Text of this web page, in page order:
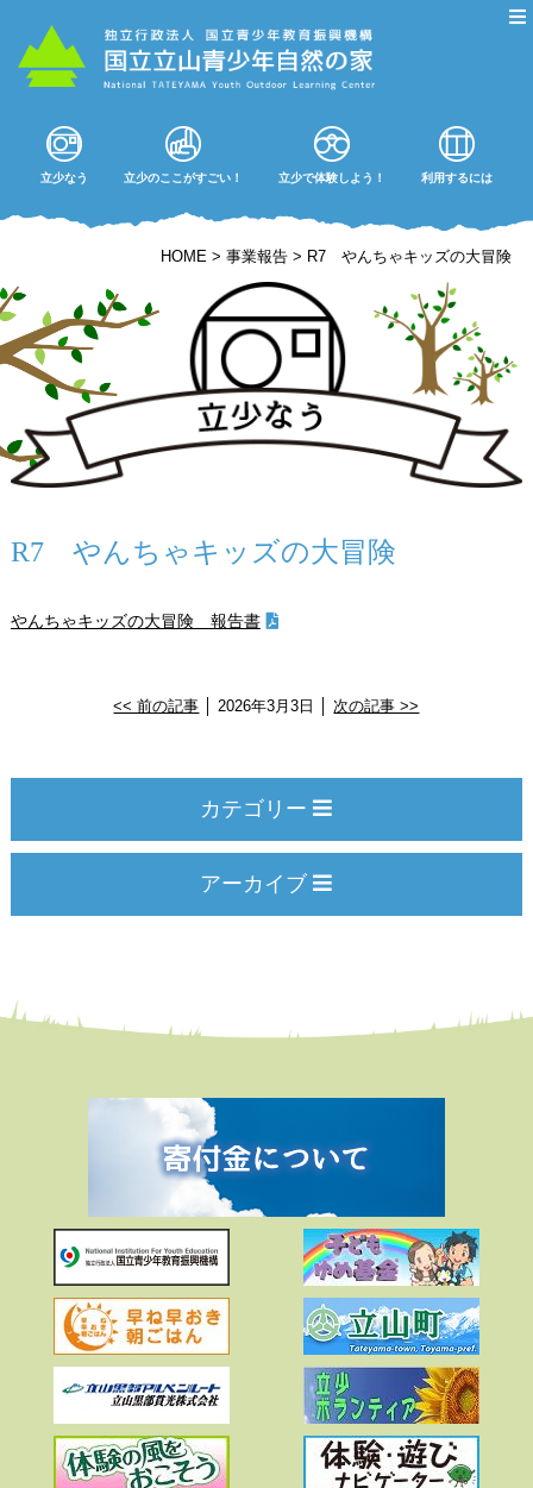
立少なう 立少のここがすごい！ 立少で体験しよう！ 利用するには
HOME >事業報告 > R7 やんちゃキッズの大冒険
R7 やんちゃキッズの大冒険
やんちゃキッズの大冒険 報告書
<< 前の記事 │ 2026年3月3日 │次の記事 >>
カテゴリー
アーカイブ